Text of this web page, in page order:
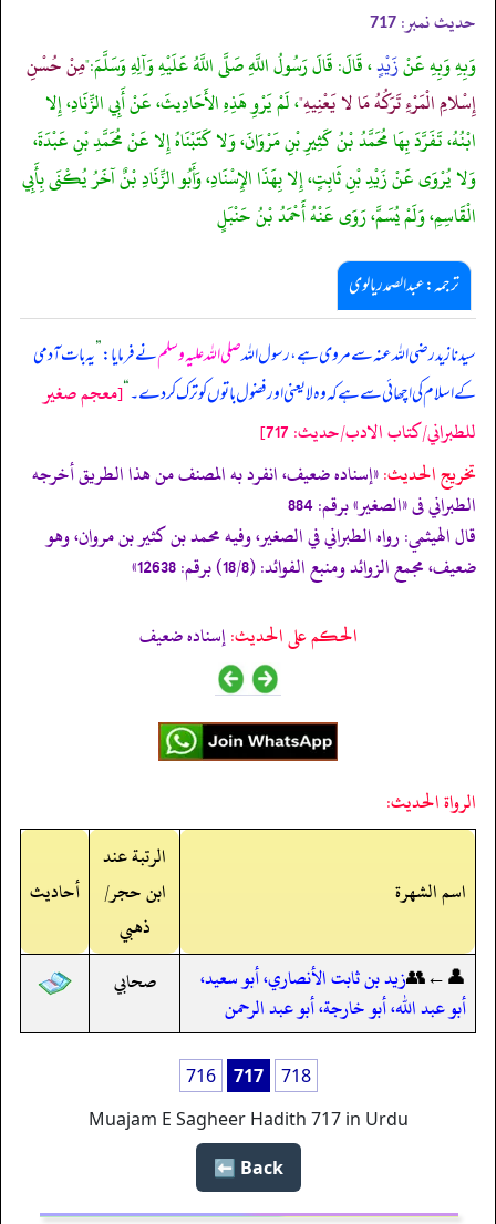
حدیث نمبر: 717
وَبِهِ وَبِهِ عَنْزَيْدٍ، قَالَ: قَالَ رَسُولُ اللَّهِ صَلَّى اللَّهُ عَلَيْهِ وَآلِهِ وَسَلَّمَ:"مِنْ حُسْنِ
إِسْلامِ الْمَرْءِ تَرَكُهُ مَا لا يَعْنِيهِ"، لَمْ يَرْوِ هَذِهِ الأَحَادِيثَ، عَنْ أَبِي الزِّنَادِ، إِلا
ابْنُهُ، تَفَرَّدَ بِهَا مُحَمَّدُ بْنُ كَثِيرِ بْنِ مَرْوَانَ، وَلا كَتَبْنَاهُ إِلا عَنْ مُحَمَّدِ بْنِ عَبْدَةَ،
وَلا يُرْوَى عَنْ زَيْدِ بْنِ ثَابِتٍ، إِلا بِهَذَا الإِسْنَادِ، وَأَبُو الزِّنَادِ بْنٌ آخَرُ يُكْنَى بِأَبِي
الْقَاسِمِ، وَلَمْ يُسَمَّ، رَوَى عَنْهُ أَحْمَدُ بْنُ حَنْبَلٍ
ترجمہ: عبدالصمد ریالوی
سیدنا زید رضی اللہ عنہ سے مروی ہے، رسول اللہصلی اللہ علیہ وسلمنے فرمایا:”یہ بات آدمی
کے اسلام کی اچھائی سے ہے کہ وہ لایعنی اور فضول باتوں کو ترک کر دے۔“[معجم صغير
للطبراني/كتاب الادب/حدیث: 717]
تخریج الحدیث:«إسناده ضعيف، انفرد به المصنف من هذا الطريق أخرجه
الطبراني فى«الصغير»برقم: 884
قال الهيثمي: رواه الطبراني في الصغير، وفيه محمد بن كثير بن مروان، وهو
ضعيف، مجمع الزوائد ومنبع الفوائد: (18/8) برقم: 12638»
الحكم على الحديث:إسناده ضعيف
الرواة الحديث:
اسم الشهرة
الرتبة عند
ابن حجر/
ذهبي
أحاديث
👤←👥زيد بن ثابت الأنصاري، أبو سعيد،
أبو عبد الله، أبو خارجة، أبو عبد الرحمن
صحابي
716 717
718
Muajam E Sagheer Hadith 717 in Urdu
Back ⬅️